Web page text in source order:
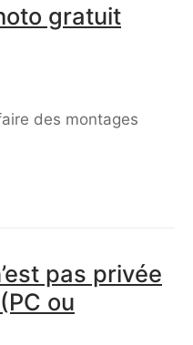
gratuit
des montages
pas privée
ou